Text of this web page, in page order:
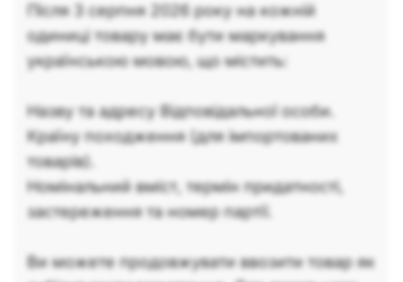
Після 3 серпня 2026 року на кожній
одиниці товару має бути маркування
українською мовою, що містить:
Назву та адресу Відповідальної особи.
Країну походження (для імпортованих
товарів).
Номінальний вміст, термін придатності,
застереження та номер партії.
Ви можете продовжувати ввозити товар як